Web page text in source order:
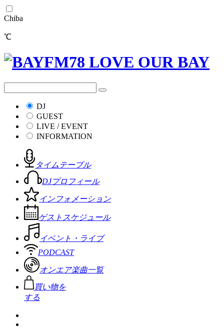
Chiba
℃
DJ
GUEST
LIVE / EVENT
INFORMATION
タイムテーブル
DJプロフィール
インフォメーション
ゲストスケジュール
イベント・ライブ
PODCAST
オンエア楽曲一覧
買い物を
する